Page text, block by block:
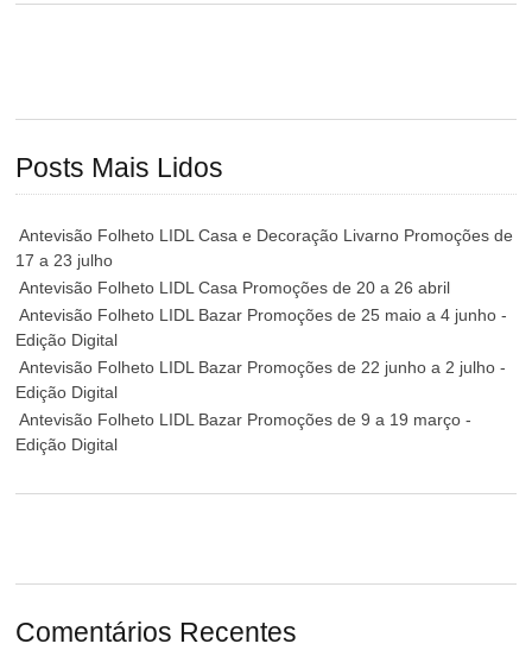
Posts Mais Lidos
Antevisão Folheto LIDL Casa e Decoração Livarno Promoções de
17 a 23 julho
Antevisão Folheto LIDL Casa Promoções de 20 a 26 abril
Antevisão Folheto LIDL Bazar Promoções de 25 maio a 4 junho -
Edição Digital
Antevisão Folheto LIDL Bazar Promoções de 22 junho a 2 julho -
Edição Digital
Antevisão Folheto LIDL Bazar Promoções de 9 a 19 março -
Edição Digital
Comentários Recentes